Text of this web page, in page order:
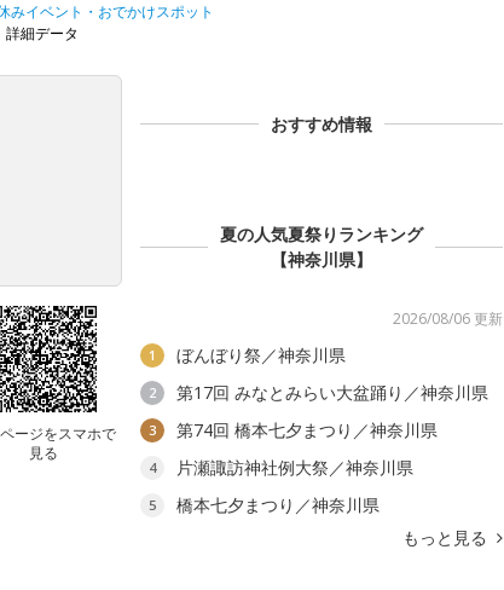
みイベント・おでかけスポット
詳細データ
ージをスマホで
見る
おすすめ情報
夏の人気夏祭りランキング
【神奈川県】
2026/08/06 更新
1 ぼんぼり祭／神奈川県
2 第17回 みなとみらい大盆踊り／神奈川県
3 第74回 橋本七夕まつり／神奈川県
4 片瀬諏訪神社例大祭／神奈川県
5
橋本七夕まつり／神奈川県
もっと見る